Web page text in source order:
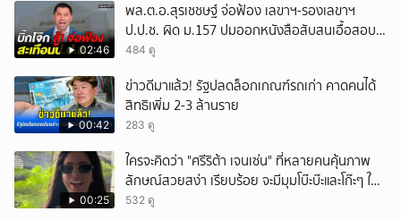
02:46
พล.ต.อ.สุรเชชษฐ์ จ่อฟ้อง เลขาฯ-รองเลขาฯ
ป.ป.ช. ผิด ม.157 ปมออกหนังสือสับสนเอื้อสอบ
คดีซ้ำซ้อน
484 ดู
00:42
ข่าวดีมาแล้ว! รัฐปลดล็อกเกณฑ์รถเก่า คาดคนได้
สิทธิเพิ่ม 2-3 ล้านราย
283 ดู
00:25
ใครจะคิดว่า "ศรีริต้า เจนเซ่น" ที่หลายคนคุ้นภาพ
ลักษณ์สวยสง่า เรียบร้อย จะมีมุมโบ๊ะบ๊ะและโก๊ะๆ ให้
ได้อมยิ้มเหมือนกัน งานนี้ทำเอาแฟนๆ ทั้งเอ็นดูทั้ง
532 ดู